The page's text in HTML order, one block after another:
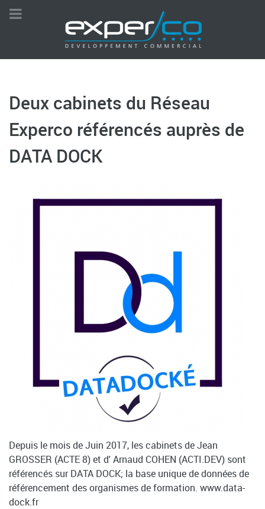
Deux cabinets du Réseau
Experco référencés auprès de
DATA DOCK
Depuis le mois de Juin 2017, les cabinets de Jean
GROSSER (ACTE 8) et d' Arnaud COHEN (ACTI.DEV) sont
référencés sur DATA DOCK; la base unique de données de
référencement des organismes de formation. www.data-
dock.fr